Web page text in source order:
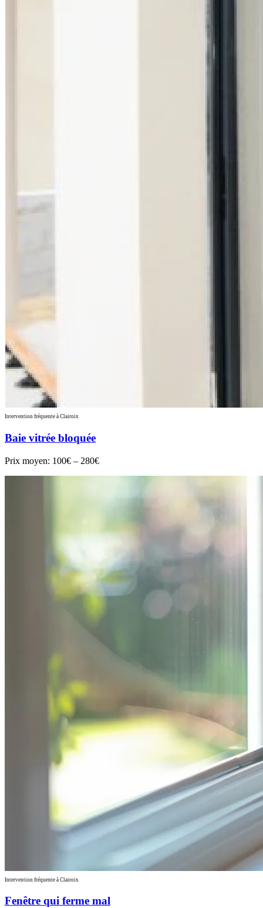
Intervention fréquente à Clairoix
Baie vitrée bloquée
Prix moyen: 100€ – 280€
Intervention fréquente à Clairoix
Fenêtre qui ferme mal